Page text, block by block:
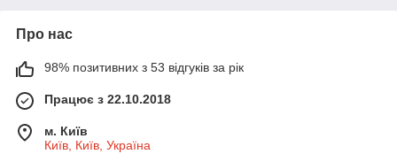
Про нас
98% позитивних з 53 відгуків за рік
Працює з 22.10.2018
м. Київ
Київ, Київ, Україна